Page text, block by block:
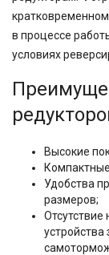
в процессе
условиях
Высокие
Удобства
размеров;